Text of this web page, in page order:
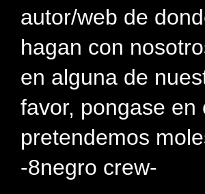
autor/web de
hagan con
en alguna de
favor, pongase
pretendemos
-8negro crew-